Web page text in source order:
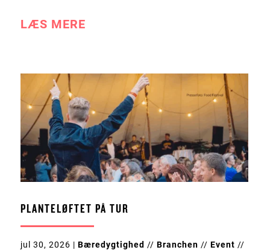
LÆS MERE
PLANTELØFTET PÅ TUR
jul 30, 2026 | Bæredygtighed // Branchen // Event //